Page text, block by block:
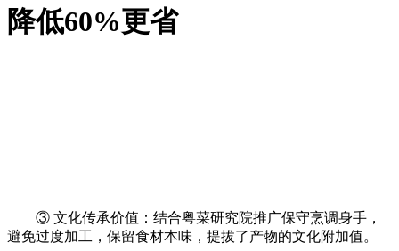
降低60%更省
③ 文化传承价值：结合粤菜研究院推广保守烹调身手，
避免过度加工，保留食材本味，提拔了产物的文化附加值。